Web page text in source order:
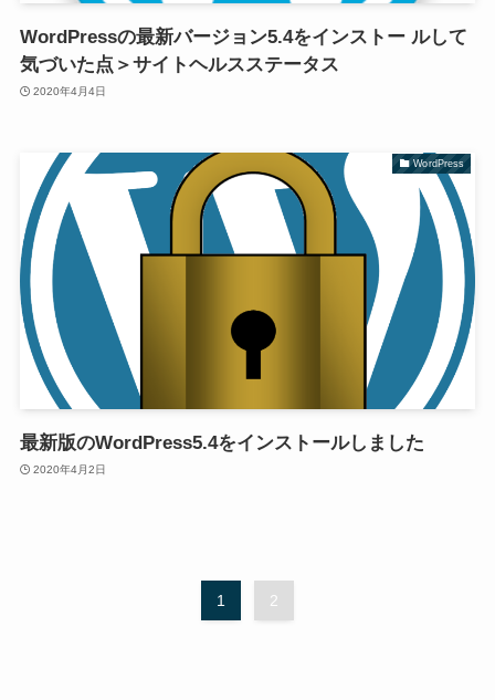
WordPressの最新バージョン5.4をインストー ルして
気づいた点＞サイトヘルスステータス
2020年4月4日
WordPress
最新版のWordPress5.4をインストールしました
2020年4月2日
1 2